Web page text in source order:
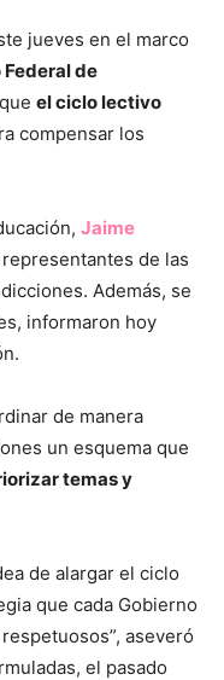
jueves en el marco
Federal de
el ciclo lectivo
compensar los
Jaime
de las
Además, se
informaron hoy
de manera
un esquema que
temas y
de alargar el ciclo
que cada Gobierno
aseveró
el pasado